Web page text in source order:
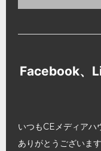
Facebook、
いつもCEメディアハ
ありがとうございます